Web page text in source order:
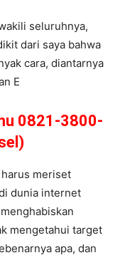
seluruhnya,
dari saya bahwa
cara, diantarnya
E
0821-3800-
harus meriset
dunia internet
mengetahui target
apa, dan